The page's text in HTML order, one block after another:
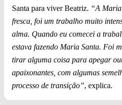
Santa para viver Beatriz. “A
fresca, foi um trabalho muito
alma. Quando eu comecei a
estava fazendo Maria Santa. Foi
tirar alguma coisa para apegar
apaixonantes, com algumas
processo de transição”, explica.